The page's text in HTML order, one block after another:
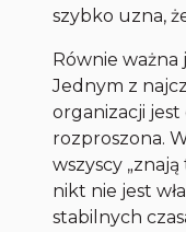
szybko uzna,
Równie
Jednym z
organizacji
rozproszona.
wszyscy
nikt nie jest
stabilnych